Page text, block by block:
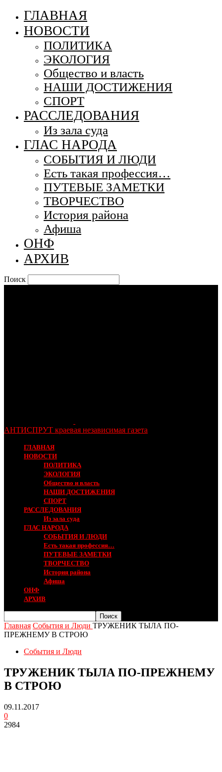
ГЛАВНАЯ
НОВОСТИ
ПОЛИТИКА
ЭКОЛОГИЯ
Общество и власть
НАШИ ДОСТИЖЕНИЯ
СПОРТ
РАССЛЕДОВАНИЯ
Из зала суда
ГЛАС НАРОДА
СОБЫТИЯ И ЛЮДИ
Есть такая профессия…
ПУТЕВЫЕ ЗАМЕТКИ
ТВОРЧЕСТВО
История района
Афиша
ОНФ
АРХИВ
Поиск
АНТИСПРУТ краевая независимая газета
ГЛАВНАЯ
НОВОСТИ
ПОЛИТИКА
ЭКОЛОГИЯ
Общество и власть
НАШИ ДОСТИЖЕНИЯ
СПОРТ
РАССЛЕДОВАНИЯ
Из зала суда
ГЛАС НАРОДА
СОБЫТИЯ И ЛЮДИ
Есть такая профессия…
ПУТЕВЫЕ ЗАМЕТКИ
ТВОРЧЕСТВО
История района
Афиша
ОНФ
АРХИВ
Главная События и Люди ТРУЖЕНИК ТЫЛА ПО-
ПРЕЖНЕМУ В СТРОЮ
События и Люди
ТРУЖЕНИК ТЫЛА ПО-ПРЕЖНЕМУ
В СТРОЮ
09.11.2017
0
2984